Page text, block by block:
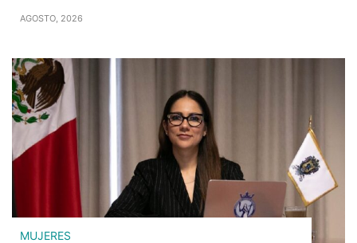
AGOSTO, 2026
MUJERES